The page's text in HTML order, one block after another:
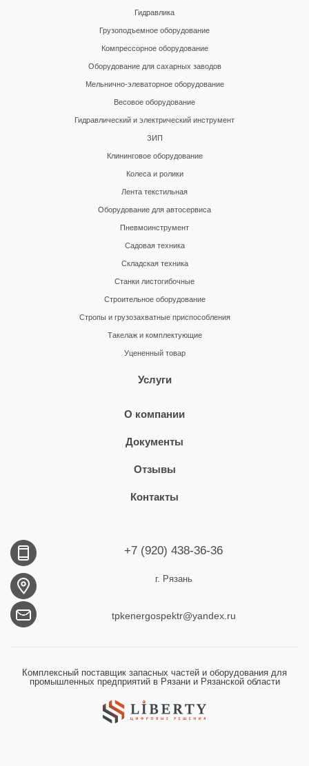
Гидравлика
Грузоподъемное оборудование
Компрессорное оборудование
Оборудование для сахарных заводов
Мельнично-элеваторное оборудование
Весовое оборудование
Гидравлический и электрический инструмент
ЗИП
Клининговое оборудование
Колеса и ролики
Лента текстильная
Оборудование для автосервиса
Пневмоинструмент
Садовая техника
Складская техника
Станки листогибочные
Строительное оборудование
Стропы и грузозахватные приспособления
Такелаж и комплектующие
Уцененный товар
Услуги
О компании
Документы
Отзывы
Контакты
+7 (920) 438-36-36
г. Рязань
tpkenergospektr@yandex.ru
Комплексный поставщик запасных частей и оборудования для
промышленных предприятий в Рязани и Рязанской области